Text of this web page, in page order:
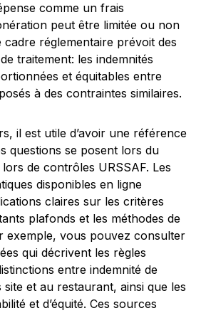
comme un frais
peut être limitée ou non
cadre réglementaire prévoit des
traitement: les indemnités
et équitables entre
à des contraintes similaires.
il est utile d’avoir une référence
questions se posent lors du
de contrôles URSSAF. Les
disponibles en ligne
claires sur les critères
plafonds et les méthodes de
exemple, vous pouvez consulter
qui décrivent les règles
entre indemnité de
et au restaurant, ainsi que les
et d’équité. Ces sources